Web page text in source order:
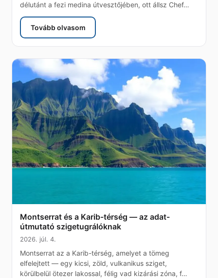
délutánt a fezi medina útvesztőjében, ott állsz Chef…
Tovább olvasom
: Marokkó eSIM — adatkalauz 7 napra, a
Montserrat és a Karib-térség — az adat-
útmutató szigetugrálóknak
2026. júl. 4.
Montserrat az a Karib-térség, amelyet a tömeg
elfelejtett — egy kicsi, zöld, vulkanikus sziget,
körülbelül ötezer lakossal, félig vad kizárási zóna, f…